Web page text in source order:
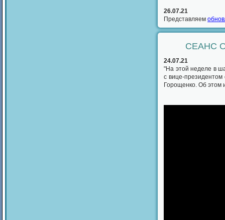
26.07.21
Представляем
СЕАНС
24.07.21
"На этой неделе в
с вице-
Горощенко. Об этом